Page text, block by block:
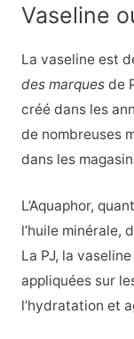
Vaseline
La vaseline est
des marquesde
créé dans les
de nombreuses
dans les
L’Aquaphor,
l’huile minérale,
La PJ, la
appliquées sur
l’hydratation et